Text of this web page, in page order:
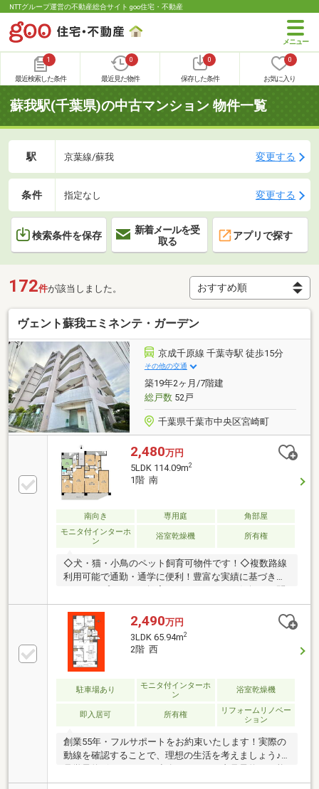
NTTグループ運営の不動産総合サイト goo住宅・不動産
1
最近検索した条件
0
最近見た物件
0
保存した条件
0
お気に入り
蘇我駅(千葉県)の中古マンション 物件一覧
駅 京葉線/蘇我 変更する
条件 指定なし 変更する
検索条件を保存
新着メールを受
取る
アプリで探す
172件が該当しました。
ヴェント蘇我エミネンテ・ガーデン
京成千原線 千葉寺駅 徒歩15分
その他の交通
築19年2ヶ月/7階建
総戸数52戸
千葉県千葉市中央区宮崎町
2,480万円
5LDK 114.09m2
1階 南
南向き 専用庭
角部屋
モニタ付インターホ
ン
浴室乾燥機 所有権
◇犬・猫・小鳥のペット飼育可物件です！◇複数路線
利用可能で通勤・通学に便利！豊富な実績に基づきリ
フォームプランのご提案もいたします！お気軽にお問
合せくださいませ☆【周辺環境】・ベルクフォルテ蘇
我店/徒歩約14分/約1100ｍ・ファミリーマート千葉青
葉の森通り店/徒歩約2分/約130ｍ・ローソン千葉宮崎
町店/徒歩約3分/約180ｍ・サンドラッグ蘇我店/徒歩約
9分/約650ｍ・こまどり幼稚園/徒歩約7分/約520ｍ・大
森保育園/徒歩約13分/約970ｍ・石橋記念公園/徒歩約3
分/約210ｍ・宮崎小学校/徒歩約11分/約840ｍ・蘇我中
学校/徒歩約18分/約1420ｍ
2,490万円
3LDK 65.94m2
2階 西
駐車場あり
モニタ付インターホ
ン
浴室乾燥機
即入居可 所有権
リフォームリノベー
ション
創業55年・フルサポートをお約束いたします！実際の
動線を確認することで、理想の生活を考えましょう♪
見学予約ボタンより、連絡不要ですぐ内見予約が可能
です・物件おすすめポイント・□大画面ＴＶも余裕、